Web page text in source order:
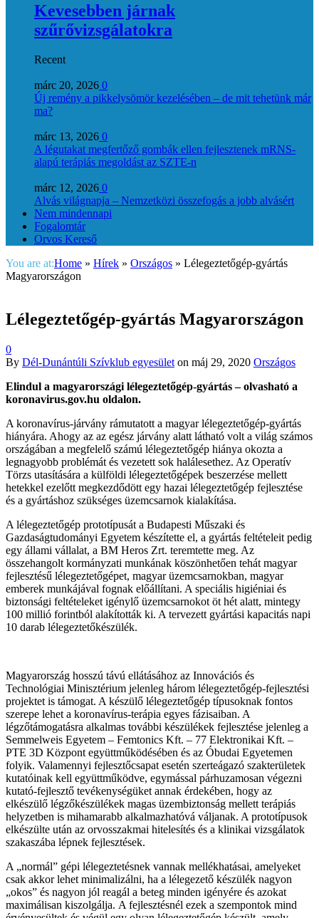
Kevesebben járnak
szűrővizsgálatokra
Recent
márc 20, 2026 0
Új remény a pikkelysömör kezelésében – de mit tehetünk már
ma?
márc 13, 2026 0
A légutakat megfertőző gombák ellen fejlesztenek mRNS-
alapú terápiás megoldást az SZTE-n
márc 12, 2026 0
Alvás világnapja – Nemzetközi összefogás a jobb alvásért
Nem mindennapi
Fogalomtár
Orvos Kereső
You are at:Home » Hírek » Országos » Lélegeztetőgép-gyártás
Magyarországon
Lélegeztetőgép-gyártás Magyarországon
0
By Dél-Dunántúli Szívklub egyesület on máj 29, 2020 Országos
Elindul a magyarországi lélegeztetőgép-gyártás – olvasható a
koronavirus.gov.hu oldalon.
A koronavírus-járvány rámutatott a magyar lélegeztetőgép-gyártás
hiányára. Ahogy az az egész járvány alatt látható volt a világ számos
országában a megfelelő számú lélegeztetőgép hiánya okozta a
legnagyobb problémát és vezetett sok halálesethez. Az Operatív
Törzs utasítására a külföldi lélegeztetőgépek beszerzése mellett
hetekkel ezelőtt megkezdődött egy hazai lélegeztetőgép fejlesztése
és a gyártáshoz szükséges üzemcsarnok kialakítása.
A lélegeztetőgép prototípusát a Budapesti Műszaki és
Gazdaságtudományi Egyetem készítette el, a gyártás feltételeit pedig
egy állami vállalat, a BM Heros Zrt. teremtette meg. Az
összehangolt kormányzati munkának köszönhetően tehát magyar
fejlesztésű lélegeztetőgépet, magyar üzemcsarnokban, magyar
emberek munkájával fognak előállítani. A speciális higiéniai és
biztonsági feltételeket igénylő üzemcsarnokot öt hét alatt, mintegy
100 millió forintból alakították ki. A tervezett gyártási kapacitás napi
10 darab lélegeztetőkészülék.
Magyarország hosszú távú ellátásához az Innovációs és
Technológiai Minisztérium jelenleg három lélegeztetőgép-fejlesztési
projektet is támogat. A készülő lélegeztetőgép típusoknak fontos
szerepe lehet a koronavírus-terápia egyes fázisaiban. A
légzőtámogatásra alkalmas további készülékek fejlesztése jelenleg a
Semmelweis Egyetem – Femtonics Kft. – 77 Elektronikai Kft. –
PTE 3D Központ együttműködésében és az Óbudai Egyetemen
folyik. Valamennyi fejlesztőcsapat esetén szerteágazó szakterületek
kutatóinak kell együttműködve, egymással párhuzamosan végezni
kutató-fejlesztő tevékenységüket annak érdekében, hogy az
elkészülő légzőkészülékek magas üzembiztonság mellett terápiás
helyzetben is mihamarabb alkalmazhatóvá váljanak. A prototípusok
elkészülte után az orvosszakmai hitelesítés és a klinikai vizsgálatok
szakaszába lépnek fejlesztések.
A „normál” gépi lélegeztetésnek vannak mellékhatásai, amelyeket
csak akkor lehet minimalizálni, ha a lélegezető készülék nagyon
„okos” és nagyon jól reagál a beteg minden igényére és azokat
maximálisan kiszolgálja. A fejlesztésnél ezek a szempontok mind